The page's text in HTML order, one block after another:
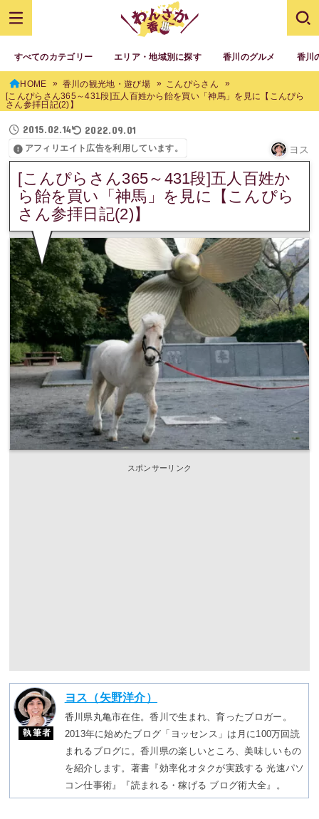
すべてのカテゴリー エリア・地域別に探す 香川のグルメ 香川
HOME 香川の観光地・遊び場
こんぴらさん
[こんぴらさん365～431段]五人百姓から飴を買い「神馬」を見に【こんぴら
さん参拝日記(2)】
2015.02.14 2022.09.01
アフィリエイト広告を利用しています。 ヨス
[こんぴらさん365～431段]五人百姓か
ら飴を買い「神馬」を見に【こんぴら
さん参拝日記(2)】
スポンサーリンク
執筆者
ヨス（矢野洋介）
香川県丸亀市在住。香川で生まれ、育ったブロガー。
2013年に始めたブログ「ヨッセンス」は月に100万回読
まれるブログに。香川県の楽しいところ、美味しいもの
を紹介します。著書『効率化オタクが実践する 光速パソ
コン仕事術』『読まれる・稼げる ブログ術大全』。